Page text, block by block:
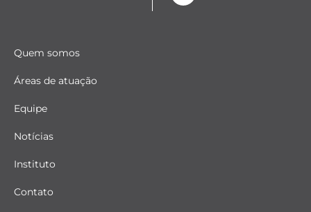
Quem somos
Áreas de atuação
Equipe
Notícias
Instituto
Contato